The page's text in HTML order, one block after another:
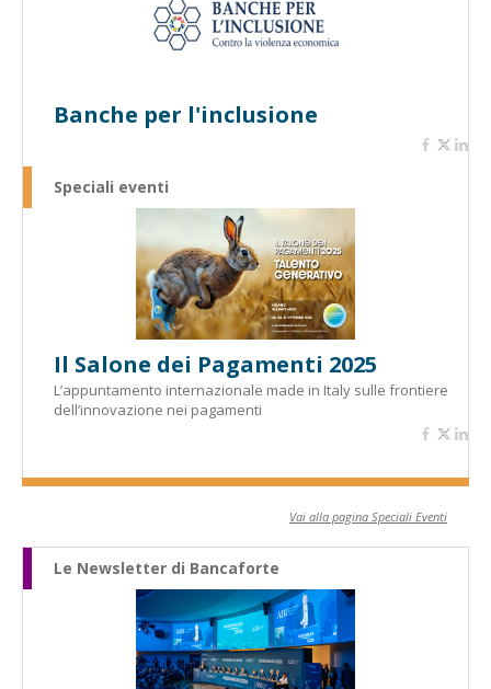
Banche per l'inclusione
Speciali eventi
Il Salone dei Pagamenti 2025
L’appuntamento internazionale made in Italy sulle frontiere
dell’innovazione nei pagamenti
Vai alla pagina Speciali Eventi
Le Newsletter di Bancaforte